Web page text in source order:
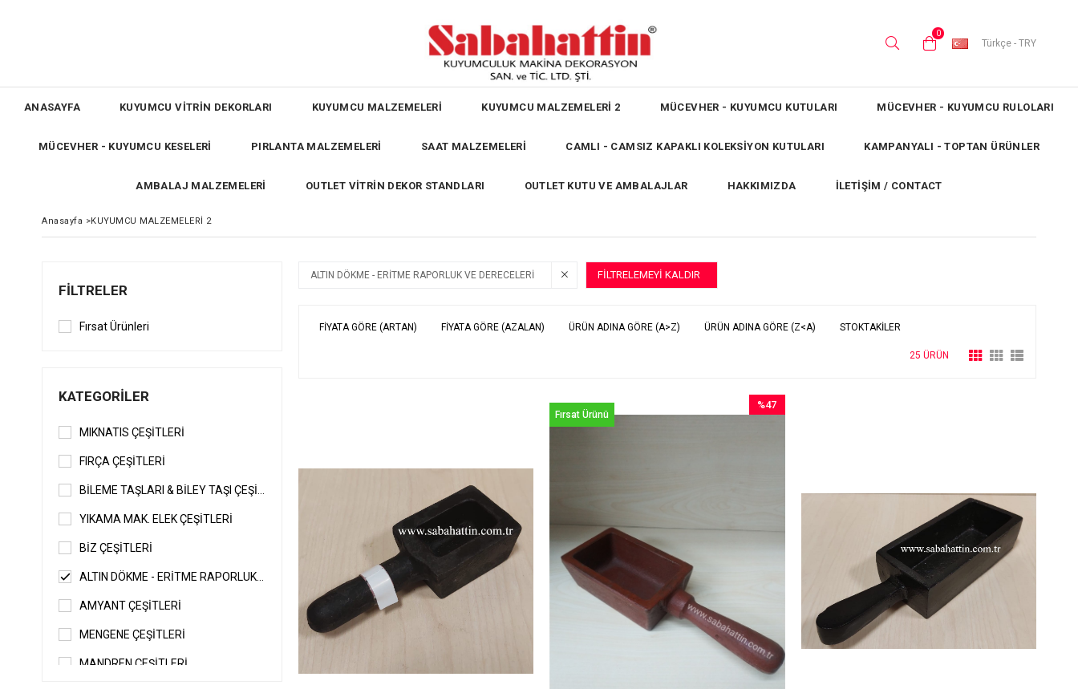
0
Türkçe - TRY
ANASAYFA KUYUMCU VİTRİN DEKORLARI KUYUMCU MALZEMELERİ KUYUMCU MALZEMELERİ 2 MÜCEVHER - KUYUMCU KUTULARI MÜCEVHER - KUYUMCU RULOLARI
MÜCEVHER - KUYUMCU KESELERİ PIRLANTA MALZEMELERİ SAAT MALZEMELERİ CAMLI - CAMSIZ KAPAKLI KOLEKSİYON KUTULARI KAMPANYALI - TOPTAN ÜRÜNLER
AMBALAJ MALZEMELERİ OUTLET VİTRİN DEKOR STANDLARI OUTLET KUTU VE AMBALAJLAR HAKKIMIZDA İLETİŞİM / CONTACT
Anasayfa >KUYUMCU MALZEMELERİ 2
FILTRELER
Fırsat Ürünleri
KATEGORILER
MIKNATIS ÇEŞİTLERİ
FIRÇA ÇEŞİTLERİ
YIKAMA MAK. ELEK ÇEŞİTLERİ
BİZ ÇEŞİTLERİ
AMYANT ÇEŞİTLERİ
MENGENE ÇEŞİTLERİ
MANDREN ÇEŞİTLERİ
ALTIN DÖKME - ERİTME RAPORLUK VE DERECELERİ FILTRELEMEYI KALDIR
FIYATA GÖRE (ARTAN) FIYATA GÖRE (AZALAN) ÜRÜN ADINA GÖRE (A>Z) ÜRÜN ADINA GÖRE (Z<A) STOKTAKILER
25 ÜRÜN
%47
Fırsat Ürünü